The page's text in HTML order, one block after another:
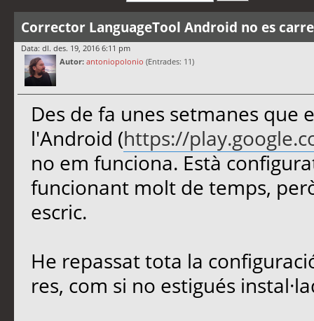
Corrector LanguageTool Android no es
Data: dl. des. 19, 2016 6:11 pm
Autor: antoniopolonio (Entrades: 11)
Des de fa unes setmanes que
l'Android (https://
no em funciona. Està
funcionant molt de temps,
escric.
He repassat tota la
res, com si no estigués